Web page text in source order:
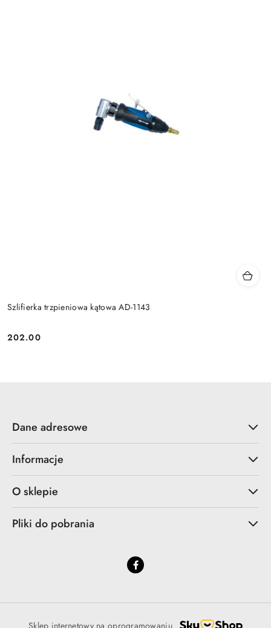
Szlifierka trzpieniowa kątowa AD-1143
Cena:
202.00
Dane adresowe
Informacje
O sklepie
Pliki do pobrania
Sklep internetowy na oprogramowaniu